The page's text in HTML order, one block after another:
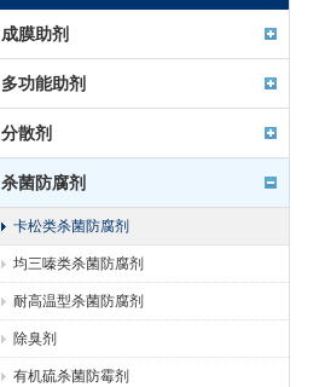
成膜助剂
多功能助剂
分散剂
杀菌防腐剂
卡松类杀菌防腐剂
均三嗪类杀菌防腐剂
耐高温型杀菌防腐剂
除臭剂
有机硫杀菌防霉剂